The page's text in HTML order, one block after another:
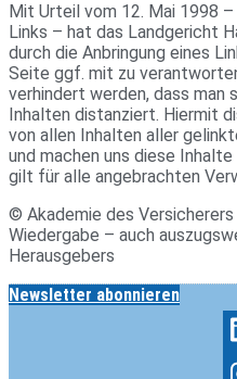
Mit Urteil vom 12. Mai 1998
Links – hat das Land­ge­richt
durch die Anbrin­gung eines
Seite ggf. mit zu
ver­hin­dert werden, dass man
Inhalten distan­ziert. Hiermit
von allen Inhalten aller
und machen uns diese
gilt für alle ange­brachten
© Aka­demie des Ver­si­che­rers
Wie­der­gabe – auch
Herausgebers
Newsletter abonnieren